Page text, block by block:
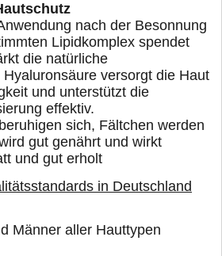
nach der Besonnung
Lipidkomplex spendet
die natürliche
versorgt die Haut
und unterstützt die
effektiv.
sich, Fältchen werden
gut genährt und wirkt
und gut erholt
in Deutschland
Männer aller Hauttypen